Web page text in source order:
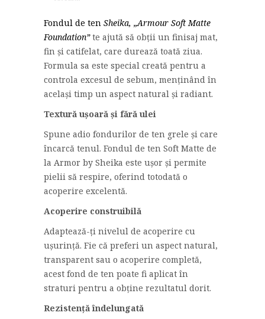
Fondul de ten Sheika, „Armour Soft Matte
Foundation” te ajută să obții un finisaj mat,
fin și catifelat, care durează toată ziua.
Formula sa este special creată pentru a
controla excesul de sebum, menținând în
același timp un aspect natural și radiant.
Textură ușoară și fără ulei
Spune adio fondurilor de ten grele și care
încarcă tenul. Fondul de ten Soft Matte de
la Armor by Sheika este ușor și permite
pielii să respire, oferind totodată o
acoperire excelentă.
Acoperire construibilă
Adaptează-ți nivelul de acoperire cu
ușurință. Fie că preferi un aspect natural,
transparent sau o acoperire completă,
acest fond de ten poate fi aplicat în
straturi pentru a obține rezultatul dorit.
Rezistență îndelungată